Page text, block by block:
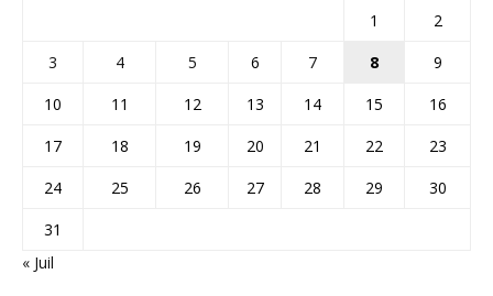
1
2
3
4 5 6 7 8
9
10
11 12 13 14 15
16
17
18 19 20 21 22
23
24
25 26 27 28 29
30
31
« Juil